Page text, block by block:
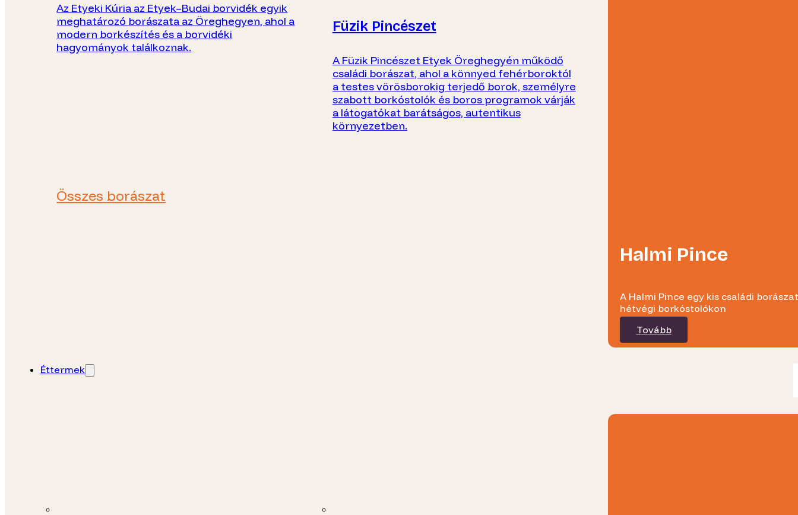
Az Etyeki Kúria az Etyek–Budai borvidék egyik
meghatározó borászata az Öreghegyen, ahol a
modern borkészítés és a borvidéki
hagyományok találkoznak.
Füzik Pincészet
A Füzik Pincészet Etyek Öreghegyén működő
családi borászat, ahol a könnyed fehérboroktól
a testes vörösborokig terjedő borok, személyre
szabott borkóstolók és boros programok várják
a látogatókat barátságos, autentikus
környezetben.
Összes borászat
Halmi Pince
A Halmi Pince egy kis családi
hétvégi borkóstolókon
Tovább
Éttermek